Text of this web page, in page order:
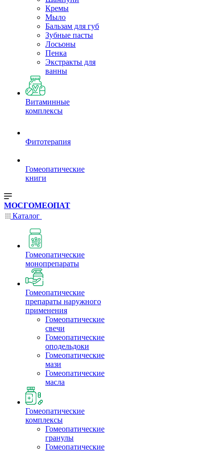
Кремы
Мыло
Бальзам для губ
Зубные пасты
Лосьоны
Пенка
Экстракты для
ванны
Витаминные
комплексы
Фитотерапия
Гомеопатические
книги
МОСГОМЕОПАТ
Каталог
Гомеопатические
монопрепараты
Гомеопатические
препараты наружного
применения
Гомеопатические
свечи
Гомеопатические
оподельдоки
Гомеопатические
мази
Гомеопатические
масла
Гомеопатические
комплексы
Гомеопатические
гранулы
Гомеопатические